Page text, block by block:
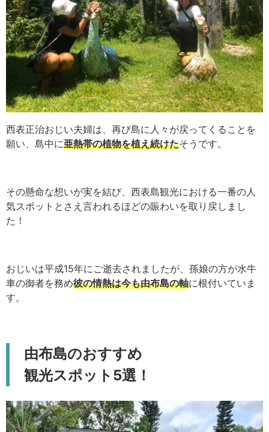
西表正治おじい夫婦は、再び島に人々が戻ってくることを
願い、島中に亜熱帯の植物を植え続けたそうです。
その懸命な想いが実を結び、西表島観光における一番の人
気スポットとさえ言われるほどの賑わいを取り戻しまし
た！
おじいは平成15年にご逝去されましたが、孫娘の方が水牛
車の御者を務め彼の情熱は今も由布島の軸に根付いていま
す。
由布島のおすすめ
観光スポット5選！